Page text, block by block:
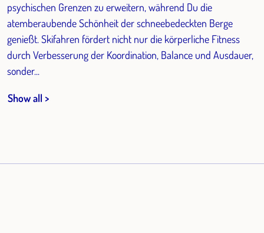
psychischen Grenzen zu erweitern, während Du die
atemberaubende Schönheit der schneebedeckten Berge
genießt. Skifahren fördert nicht nur die körperliche Fitness
durch Verbesserung der Koordination, Balance und Ausdauer,
sonder...
Show all >